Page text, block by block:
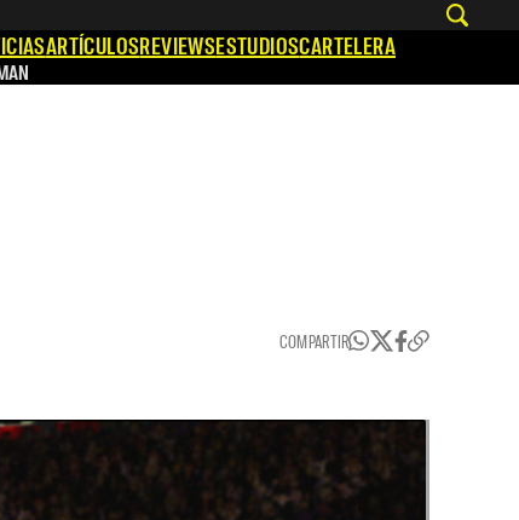
ARTÍCULOSREVIEWSESTUDIOSCARTELERA
COMPARTIR